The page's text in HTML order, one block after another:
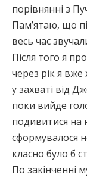
порівнянні з
Пам’ятаю, що
весь час
Після того я
через рік я вже
у захваті від
поки вийде
подивитися
сформувалося
класно було б
По закінченні